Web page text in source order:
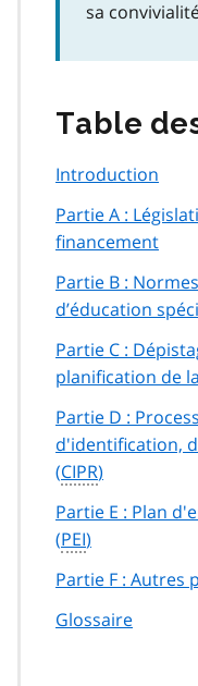
sa
Table
Introduction
Partie A :
financement
Partie B :
d’éducation
Partie C :
planification de
Partie D :
d'identification,
(CIPR)
Partie E : Plan
(PEI)
Partie F : Autres
Glossaire